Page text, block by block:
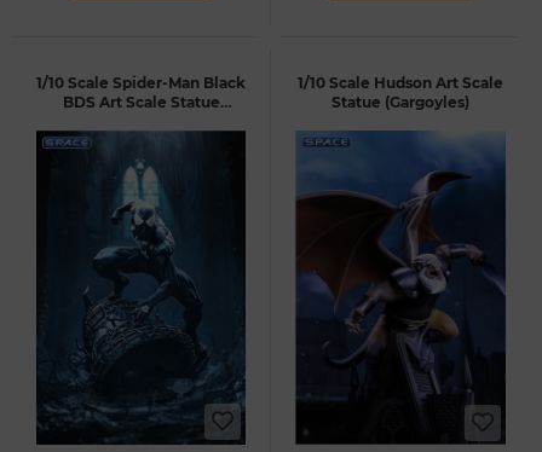
1/10 Scale Spider-Man Black
BDS Art Scale Statue
1/10 Scale Hudson Art Scale
Statue (Gargoyles)